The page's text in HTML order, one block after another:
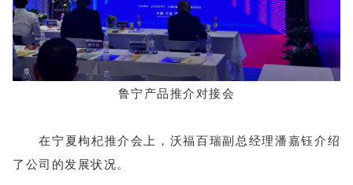
鲁宁产品推介对接会
在宁夏枸杞推介会上，沃福百瑞副总经理潘嘉钰介绍
了公司的发展状况。